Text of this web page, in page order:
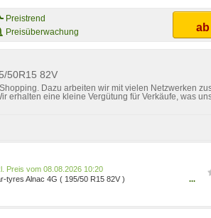
Preistrend
Preisüberwachung
ab
50R15 82V
Dazu arbeiten wir mit vielen Netzwerken
erhalten eine kleine Vergütung für Verkäufe, was
Preis vom 08.08.2026 10:20
tyres Alnac 4G ( 195/50 R15 82V )
...